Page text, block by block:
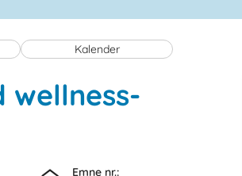
Kalender
wellness-
Emne nr.: